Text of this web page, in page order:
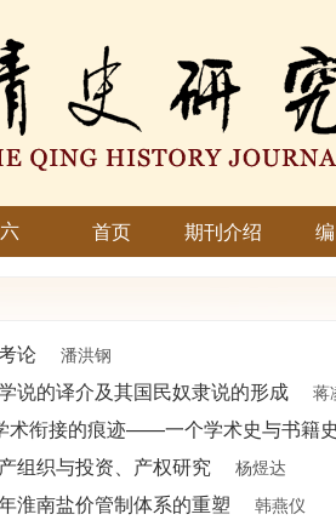
首页 期刊介绍
论
潘洪钢
说的译介及其国民奴隶说的形成 蒋
术衔接的痕迹——一个学术史与书籍
组织与投资、产权研究
杨煜达
淮南盐价管制体系的重塑 韩燕仪